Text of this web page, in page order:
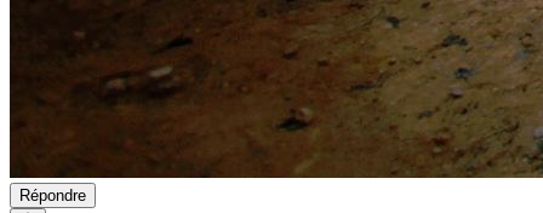
Répondre